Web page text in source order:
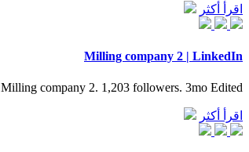
اقرأ أكثر
Milling company 2 | LinkedIn
Milling company 2. 1,203 followers. 3mo Edited. كان ٢٠٢٢ عام الإنجازات لشركة المطاحن الثانية ونسب فضل هذه الانجازات لموظفيه ...
اقرأ أكثر